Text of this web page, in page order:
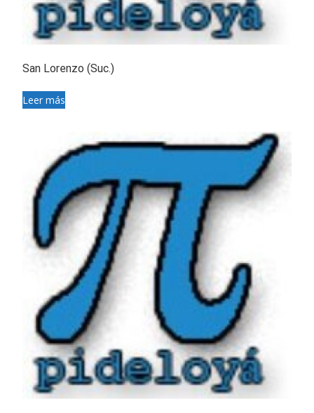
San Lorenzo (Suc.)
Leer más